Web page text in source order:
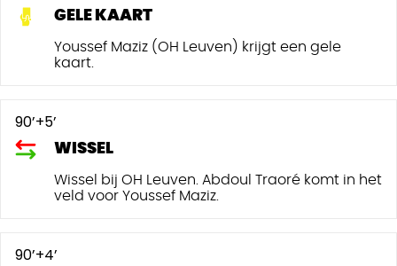
GELE KAART
Youssef Maziz (OH Leuven) krijgt een gele
kaart.
90’+5’
WISSEL
Wissel bij OH Leuven. Abdoul Traoré komt in het
veld voor Youssef Maziz.
90’+4’